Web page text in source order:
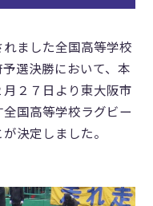
ました全国高等学校
選決勝において、本
２７日より東大阪市
国高等学校ラグビー
決定しました。